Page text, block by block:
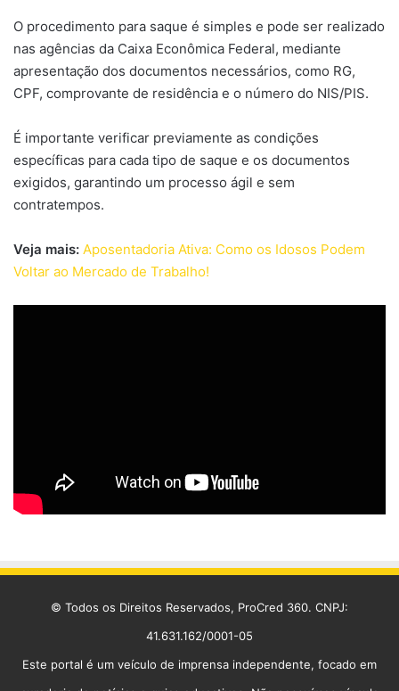
O procedimento para saque é simples e pode ser realizado
nas agências da Caixa Econômica Federal, mediante
apresentação dos documentos necessários, como RG,
CPF, comprovante de residência e o número do NIS/PIS.
É importante verificar previamente as condições
específicas para cada tipo de saque e os documentos
exigidos, garantindo um processo ágil e sem
contratempos.
Veja mais: Aposentadoria Ativa: Como os Idosos Podem
Voltar ao Mercado de Trabalho!
© Todos os Direitos Reservados, ProCred 360. CNPJ:
41.631.162/0001-05
Este portal é um veículo de imprensa independente, focado em